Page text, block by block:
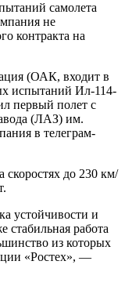
самолета
не
контракта на
(ОАК, входит в
испытаний Ил-114-
первый полет с
(ЛАЗ) им.
в телеграм-
до 230 км/
устойчивости и
стабильная работа
из которых
«Ростех», —